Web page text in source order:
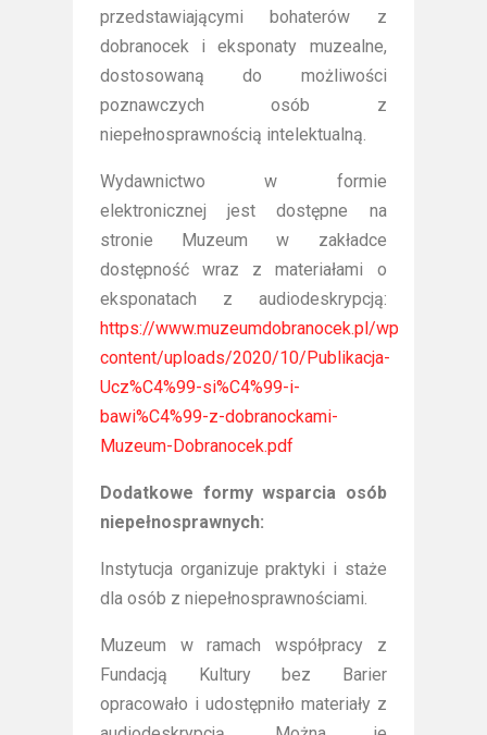
przedstawiającymi bohaterów z
dobranocek i eksponaty muzealne,
dostosowaną do możliwości
poznawczych osób z
niepełnosprawnością intelektualną.
Wydawnictwo w formie
elektronicznej jest dostępne na
stronie Muzeum w zakładce
dostępność wraz z materiałami o
eksponatach z audiodeskrypcją:
https://www.muzeumdobranocek.pl/wp-
content/uploads/2020/10/Publikacja-
Ucz%C4%99-si%C4%99-i-
bawi%C4%99-z-dobranockami-
Muzeum-Dobranocek.pdf
Dodatkowe formy wsparcia osób
niepełnosprawnych:
Instytucja organizuje praktyki i staże
dla osób z niepełnosprawnościami.
Muzeum w ramach współpracy z
Fundacją Kultury bez Barier
opracowało i udostępniło materiały z